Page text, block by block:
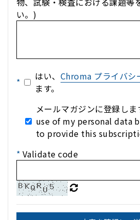
い。)
* はい、 Chroma プライバシ
ます。
メールマガジンに登録し
use of my personal data
to provide this
* Validate code